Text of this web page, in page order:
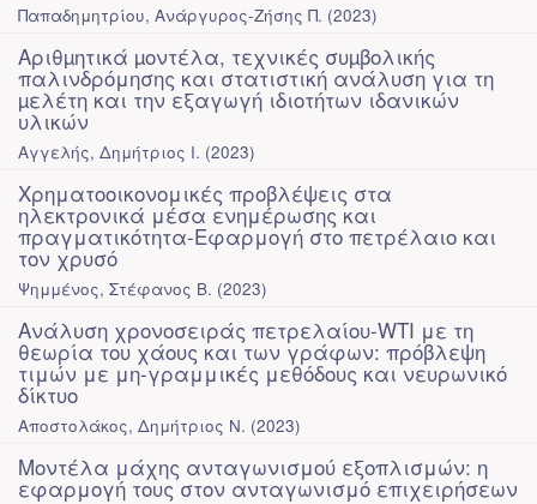
Παπαδημητρίου, Ανάργυρος-Ζήσης Π. (2023)
Αριθµητικά µοντέλα, τεχνικές συµβολικής
παλινδρόμησης και στατιστική ανάλυση για τη
µελέτη και την εξαγωγή ιδιοτήτων ιδανικών
υλικών
Αγγελής, Δημήτριος Ι. (2023)
Χρηματοοικονομικές προβλέψεις στα
ηλεκτρονικά μέσα ενημέρωσης και
πραγματικότητα-Εφαρμογή στο πετρέλαιο και
τον χρυσό
Ψημμένος, Στέφανος Β. (2023)
Ανάλυση χρονοσειράς πετρελαίου-WTI με τη
θεωρία του χάους και των γράφων: πρόβλεψη
τιμών με μη-γραμμικές μεθόδους και νευρωνικό
δίκτυο
Αποστολάκος, Δημήτριος Ν. (2023)
Μοντέλα μάχης ανταγωνισμού εξοπλισμών: η
εφαρμογή τους στον ανταγωνισμό επιχειρήσεων